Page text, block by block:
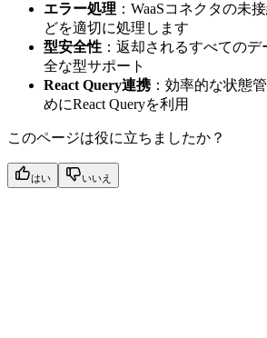
エラー処理 ：WaaSコネクタの未
どを適切に処理します
型安全性 ：返却されるすべてのデ
全な型サポート
React Query連携：効率的な状態
めにReact Queryを利用
このページは役に立ちましたか？
はい いいえ